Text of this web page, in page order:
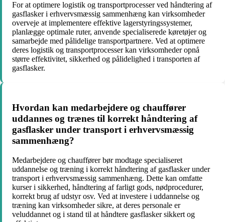
For at optimere logistik og transportprocesser ved håndtering af
gasflasker i erhvervsmæssig sammenhæng kan virksomheder
overveje at implementere effektive lagerstyringssystemer,
planlægge optimale ruter, anvende specialiserede køretøjer og
samarbejde med pålidelige transportpartnere. Ved at optimere
deres logistik og transportprocesser kan virksomheder opnå
større effektivitet, sikkerhed og pålidelighed i transporten af
gasflasker.
Hvordan kan medarbejdere og chauffører
uddannes og trænes til korrekt håndtering af
gasflasker under transport i erhvervsmæssig
sammenhæng?
Medarbejdere og chauffører bør modtage specialiseret
uddannelse og træning i korrekt håndtering af gasflasker under
transport i erhvervsmæssig sammenhæng. Dette kan omfatte
kurser i sikkerhed, håndtering af farligt gods, nødprocedurer,
korrekt brug af udstyr osv. Ved at investere i uddannelse og
træning kan virksomheder sikre, at deres personale er
veluddannet og i stand til at håndtere gasflasker sikkert og